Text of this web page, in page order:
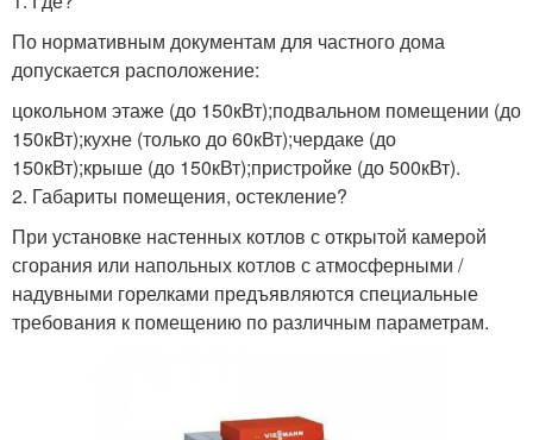
По нормативным документам для частного дома
допускается расположение:
цокольном этаже (до 150кВт);подвальном помещении (до
150кВт);кухне (только до 60кВт);чердаке (до
150кВт);крыше (до 150кВт);пристройке (до 500кВт).
2. Габариты помещения, остекление?
При установке настенных котлов с открытой камерой
сгорания или напольных котлов с атмосферными /
надувными горелками предъявляются специальные
требования к помещению по различным параметрам.